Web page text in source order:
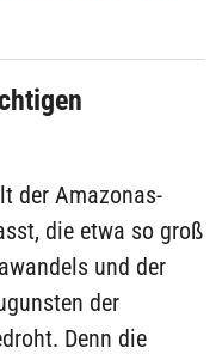
der Amazonas-
die etwa so groß
und der
der
Denn die